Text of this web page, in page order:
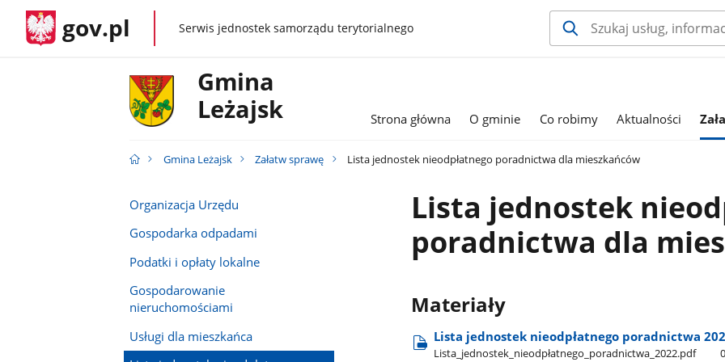
gov.pl gov.plSerwis jednostek samorządu terytorialnego
Gmina
Leżajsk
Strona główna O gminie Co robimy Aktualności
Gmina Leżajsk Załatw sprawę Lista jednostek nieodpłatnego poradnictwa dla mieszkańców
Organizacja Urzędu
Gospodarka odpadami
Podatki i opłaty lokalne
Gospodarowanie
nieruchomościami
Usługi dla mieszkańca
Lista jednostek
poradnictwa dla
Materiały
Lista jednostek nieodpłatnego poradnictwa
Lista​_jednostek​_nieodpłatnego​_poradnictwa​_2022.pdf